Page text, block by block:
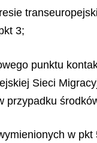
3;
punktu
Sieci
przypadku
w pkt